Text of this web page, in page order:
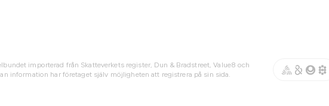
importerad från Skatteverkets register, Dun & Bradstreet, Value8 och
information har företaget själv möjligheten att registrera på sin sida.